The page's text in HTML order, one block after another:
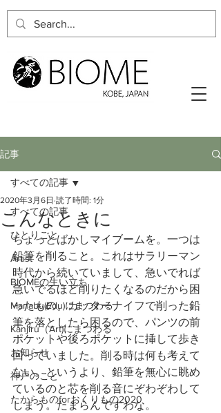
記事
すべての記事
ひとりごと
Artist
BIOMEの生い立ち
Manabu(Edu)にまつわる
Kanjiru（Art)にまつわる
お知らせ
神戸のこと
たからものforおくりもの2020
すべての記事
こんなときに
2020年3月6日 読了時間: 1分
ちょっとばかしマイブームを。一つは
鉛筆を削ること。これはサラリーマン
時代から続いていまして、急いでれば
急いでるほど削りたくなるのだから困
ったもの。カッターナイフで削った鉛
筆を落としたら困るので、パンツの前
ポケットや後ろポケットに挿して歩き
回っていました。削る時は何も考えて
ない。というより、鉛筆を無心に眺め
ているのと芯を削る音にぞわぞわして
しまう。たまらんですわな。